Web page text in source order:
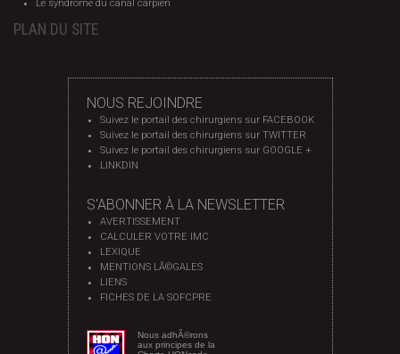
Le syndrome du canal carpien
PLAN DU SITE
NOUS REJOINDRE
Suivez le portail des chirurgiens sur FACEBOOK
Suivez le portail des chirurgiens sur TWITTER
Suivez le portail des chirurgiens sur GOOGLE +
LINKDIN
S'ABONNER À LA NEWSLETTER
AVERTISSEMENT
CALCULER VOTRE IMC
LEXIQUE
MENTIONS LÃ©GALES
LIENS
FICHES DE LA SOFCPRE
Nous adhÃ©rons
aux principes de la